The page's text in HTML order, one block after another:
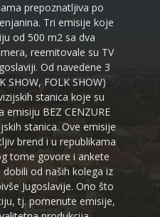
prepoznatljiva po
Tri emisije koje
od 500 m2 sa dva
reemitovale su TV
Od navedene 3
SHOW, FOLK SHOW)
stanica koje su
emisiju BEZ CENZURE
stanica. Ove emisije
brend i u republikama
tome govore i ankete
od naših kolega iz
Jugoslavije. Ono što
tj. pomenute emisije,